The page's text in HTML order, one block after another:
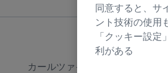
カールツァイスメディテック株
同意すると、サ
ント技術の使用
「クッキー設
利がある